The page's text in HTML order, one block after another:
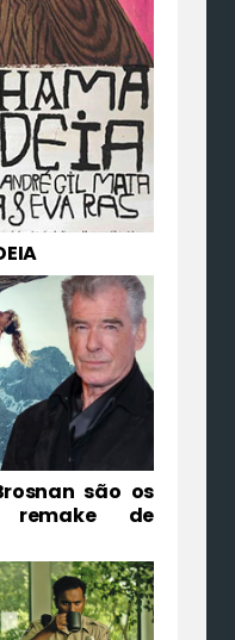
são os
remake de